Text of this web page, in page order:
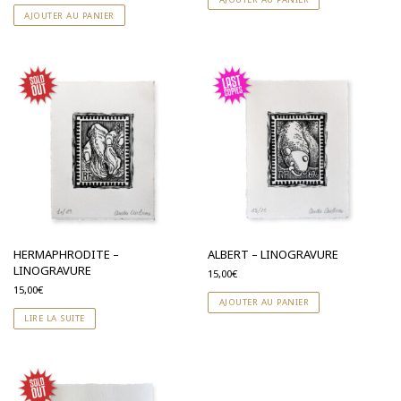
S'abonner à la NewsLetter
AJOUTER AU PANIER
HERMAPHRODITE –
LINOGRAVURE
15,00€
LIRE LA SUITE
ALBERT – LINOGRAVURE
15,00€
AJOUTER AU PANIER